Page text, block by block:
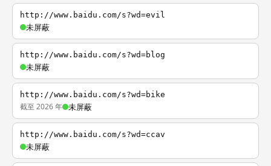
http://www.baidu.com/s?wd=evil
未屏蔽
http://www.baidu.com/s?wd=blog
未屏蔽
http://www.baidu.com/s?wd=bike
截至 2026 年 未屏蔽
http://www.baidu.com/s?wd=ccav
未屏蔽